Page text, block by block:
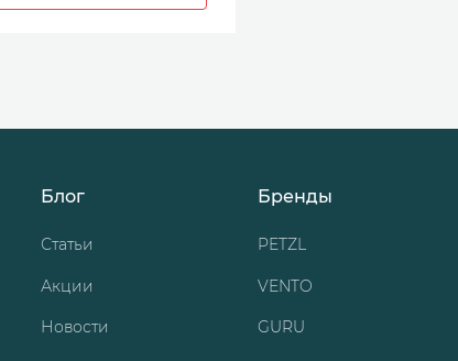
Блог
Статьи
Акции
Новости
Бренды
PETZL
VENTO
GURU